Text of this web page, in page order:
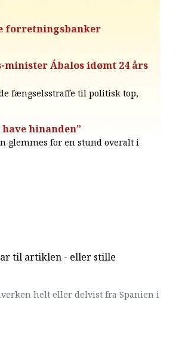
forretningsbanker
Ábalos idømt 24 års
fængselsstraffe til politisk top,
hinanden”
glemmes for en stund overalt i
til artiklen - eller stille
helt eller delvist fra Spanien i